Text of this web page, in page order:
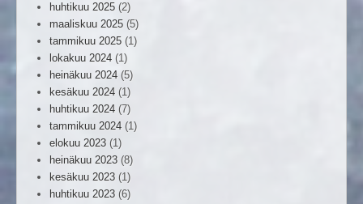
huhtikuu 2025 (2)
maaliskuu 2025 (5)
tammikuu 2025 (1)
lokakuu 2024 (1)
heinäkuu 2024 (5)
kesäkuu 2024 (1)
huhtikuu 2024 (7)
tammikuu 2024 (1)
elokuu 2023 (1)
heinäkuu 2023 (8)
kesäkuu 2023 (1)
huhtikuu 2023 (6)